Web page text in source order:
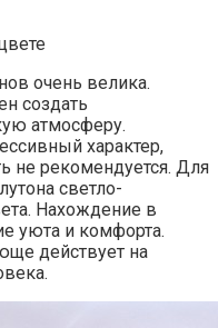
очень велика.
создать
атмосферу.
характер,
не рекомендуется. Для
светло-
Нахождение в
уюта и комфорта.
действует на